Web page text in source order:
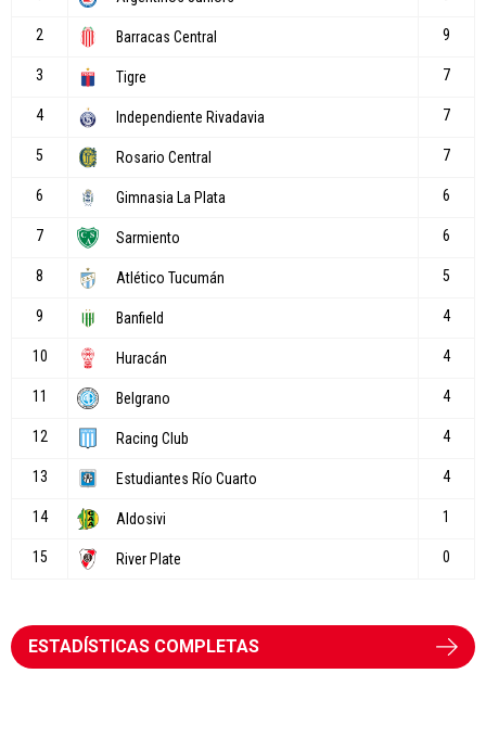
ESTADÍSTICAS COMPLETAS